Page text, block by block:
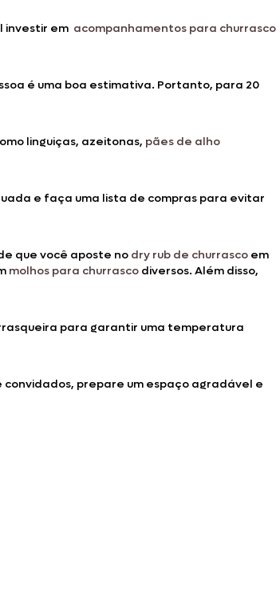
investir em acompanhamentos para churrasco
é uma boa estimativa. Portanto, para 20
linguiças, azeitonas, pães de alho
e faça uma lista de compras para evitar
que você aposte no dry rub de churrasco em
molhos para churrasco diversos. Além disso,
para garantir uma temperatura
prepare um espaço agradável e